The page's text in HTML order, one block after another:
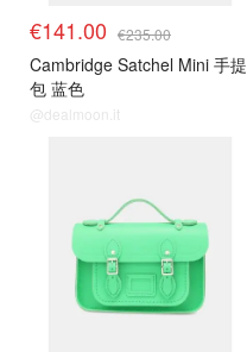
€141.00 €235.00
Cambridge Satchel Mini 手提
包 蓝色
@dealmoon.it